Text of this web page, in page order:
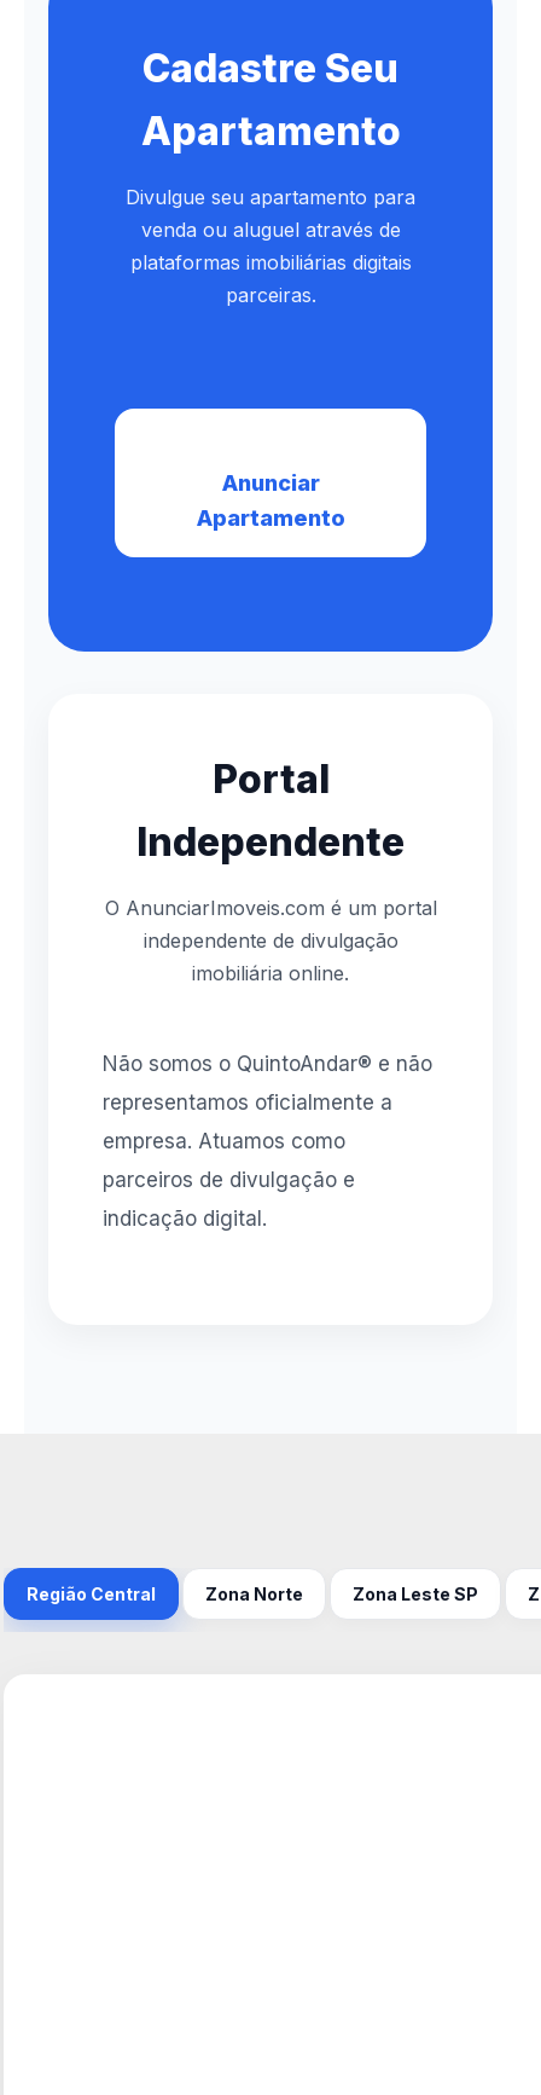
Cadastre Seu
Apartamento
Divulgue seu apartamento para
venda ou aluguel através de
plataformas imobiliárias digitais
parceiras.
Anunciar
Apartamento
Portal
Independente
O AnunciarImoveis.com é um portal
independente de divulgação
imobiliária online.
Não somos o QuintoAndar® e não
representamos oficialmente a
empresa. Atuamos como
parceiros de divulgação e
indicação digital.
Região Central Zona Norte Zona Leste SP